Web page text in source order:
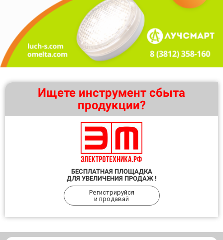
Ищете инструмент сбыта
продукции?
БЕСПЛАТНАЯ ПЛОЩАДКА
ДЛЯ УВЕЛИЧЕНИЯ ПРОДАЖ !
Регистрируйся
и продавай